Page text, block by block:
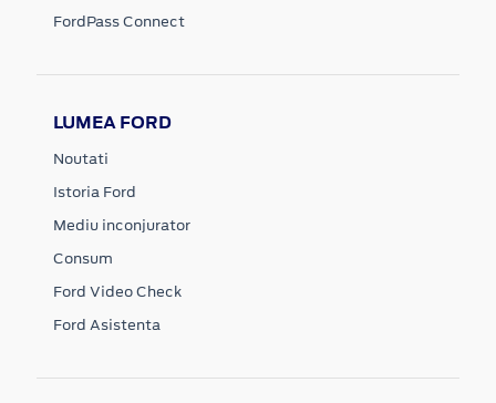
FordPass Connect
LUMEA FORD
Noutati
Istoria Ford
Mediu inconjurator
Consum
Ford Video Check
Ford Asistenta